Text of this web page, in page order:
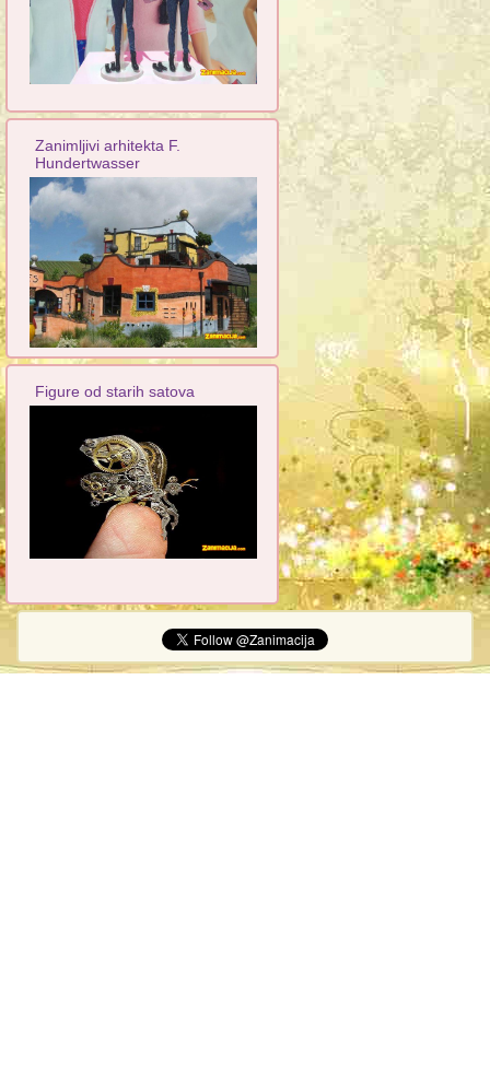
Zanimljivi arhitekta F.
Hundertwasser
Figure od starih satova